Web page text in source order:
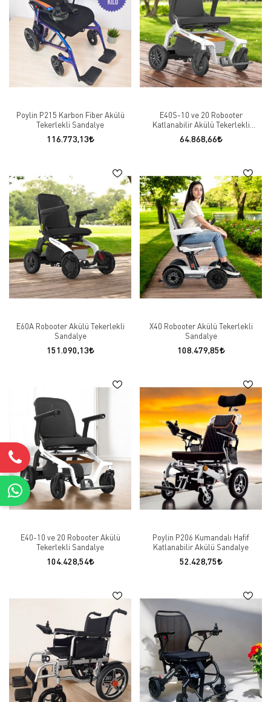
Poylin P215 Karbon Fiber Akülü
Tekerlekli Sandalye
116.773,13
E40S-10 ve 20 Robooter
Katlanabilir Akülü Tekerlekli
Sandalye
64.868,66
E60A Robooter Akülü Tekerlekli
Sandalye
151.090,13
X40 Robooter Akülü Tekerlekli
Sandalye
108.479,85
E40-10 ve 20 Robooter Akülü
Tekerlekli Sandalye
104.428,54
Poylin P206 Kumandalı Hafif
Katlanabilir Akülü Sandalye
52.428,75